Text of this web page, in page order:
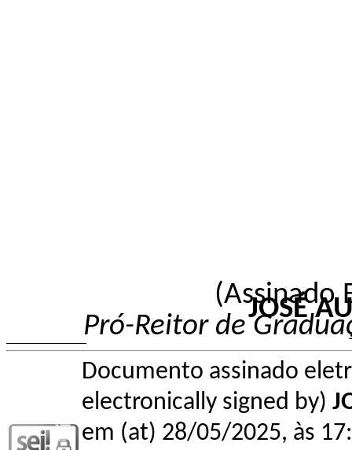
(Assinado
JOSÉ
Pró-Reitor de
Documento assinado
electronically signed by)
em (at) 28/05/2025, às